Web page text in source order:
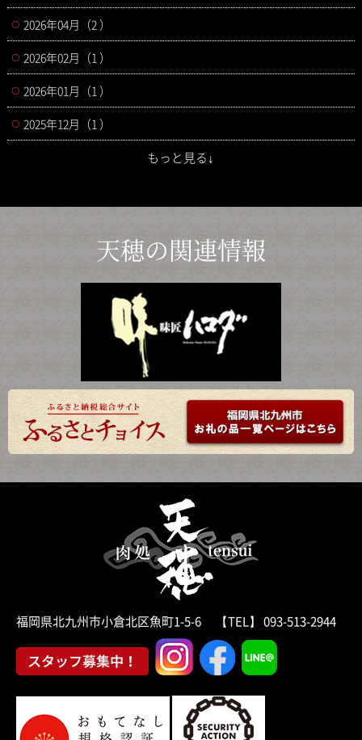
2026年04月（2 ）
2026年02月（1 ）
2026年01月（1 ）
2025年12月（1 ）
もっと見る↓
天穂の関連情報
福岡県北九州市小倉北区魚町1-5-6 【TEL】 093-513-2944